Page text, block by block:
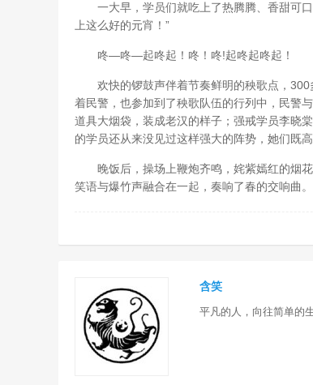
一大早，学员们就吃上了热腾腾、香甜可口
上这么好的元宵！”
咚—咚—起咚起！咚！咚!起咚起咚起！
欢快的锣鼓声伴着节奏鲜明的秧歌点，300
着民警，也参加到了秧歌队伍的行列中，民警
道具大烟袋，装成老汉的样子；强戒学员李晓
的学员还从来没见过这样强大的阵势，她们既高
晚饭后，操场上鞭炮齐鸣，姹紫嫣红的烟花
笑语与爆竹声融合在一起，奏响了春的交响曲。
含笑
平凡的人，向往简单的